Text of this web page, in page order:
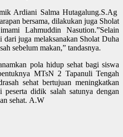
Ardiani Salma Hutagalung.S.Ag
bersama, dilakukan juga Sholat
Lahmuddin Nasution.”Selain
dari juga melaksanakan Sholat Duha
sebelum makan,” tandasnya.
pola hidup sehat bagi siswa
MTsN 2 Tapanuli Tengah
sehat bertujuan meningkatkan
peserta didik salah satunya dengan
sehat. A.W